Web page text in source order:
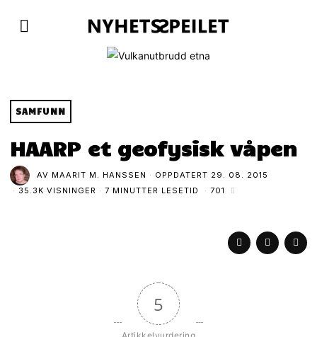
SAMFUNN
HAARP et geofysisk våpen
AV MAARIT M. HANSSEN OPPDATERT 29. 08. 2015
35.3K VISNINGER
7 MINUTTER LESETID 701
5